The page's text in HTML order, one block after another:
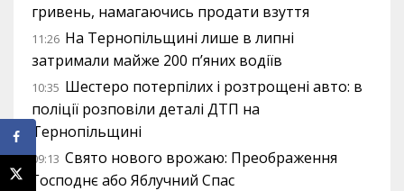
гривень, намагаючись продати взуття
11:26 На Тернопільщині лише в липні
затримали майже 200 п’яних водіїв
10:35 Шестеро потерпілих і розтрощені авто: в
поліції розповіли деталі ДТП на
Тернопільщині
09:13 Свято нового врожаю: Преображення
Господнє або Яблучний Спас